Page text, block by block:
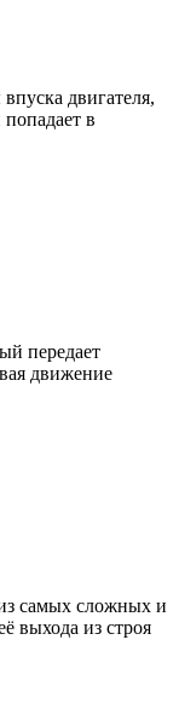
двигателя,
в
передает
движение
самых сложных и
выхода из строя